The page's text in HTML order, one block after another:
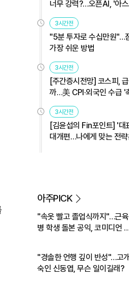
너무 강력?…오픈AI, '아
3시간전
"5분 투자로 수십만원"…
가장 쉬운 방법
3시간전
[주간증시전망] 코스피,
까…美 CPI·외국인 수급 '
3시간전
[김윤섭의 Fin포인트] '대
대개편…나에게 맞는 전
아주PICK
"속옷 빨고 졸업식까지"…근육
병 학생 돌본 공익, 코미디언
"경솔한 언행 깊이 반성"…고개
숙인 신동엽, 무슨 일이길래?